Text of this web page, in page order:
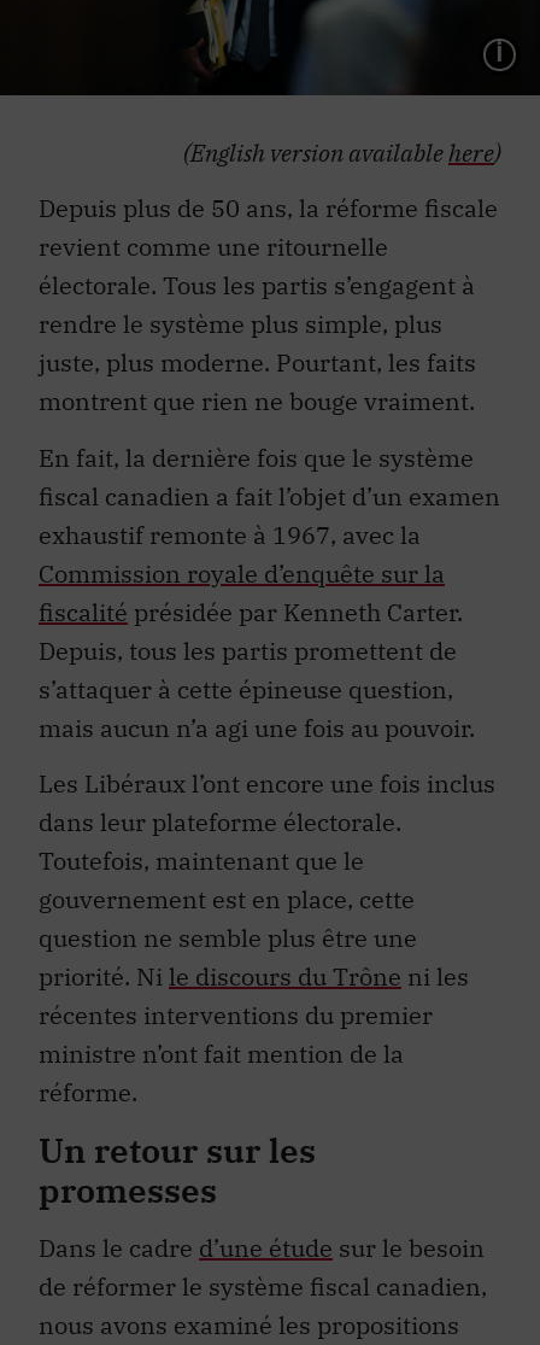
(English version availablehere)
Depuis plus de 50 ans, la réforme fiscale
revient comme une ritournelle
électorale. Tous les partis s’engagent à
rendre le système plus simple, plus
juste, plus moderne. Pourtant, les faits
montrent que rien ne bouge vraiment.
En fait, la dernière fois que le système
fiscal canadien a fait l’objet d’un examen
exhaustif remonte à 1967, avec la
Commission royale d’enquête sur la
fiscalité présidée par Kenneth Carter.
Depuis, tous les partis promettent de
s’attaquer à cette épineuse question,
mais aucun n’a agi une fois au pouvoir.
Les Libéraux l’ont encore une fois inclus
dans leur plateforme électorale.
Toutefois, maintenant que le
gouvernement est en place, cette
question ne semble plus être une
priorité. Ni le discours du Trône ni les
récentes interventions du premier
ministre n’ont fait mention de la
réforme.
Un retour sur les
promesses
Dans le cadre d’une étude sur le besoin
de réformer le système fiscal canadien,
nous avons examiné les propositions